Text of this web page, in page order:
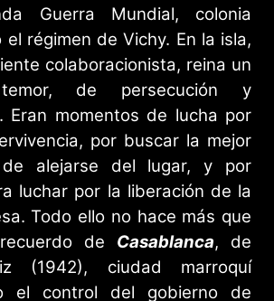
Guerra Mundial, colonia
régimen de Vichy. En la isla,
colaboracionista, reina un
de persecución y
Eran momentos de lucha por
por buscar la mejor
de alejarse del lugar, y por
luchar por la liberación de la
Todo ello no hace más que
de Casablanca, de
(1942), ciudad marroquí
el control del gobierno de